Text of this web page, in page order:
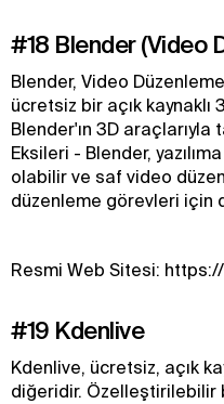
#18 Blender (Video
Blender, Video
ücretsiz bir açık kaynaklı
Blender'ın 3D araçlarıyla
Eksileri - Blender,
olabilir ve saf video
düzenleme görevleri için
Resmi Web Sitesi:
#19 Kdenlive
Kdenlive, ücretsiz, açık
diğeridir. Özelleştirilebilir